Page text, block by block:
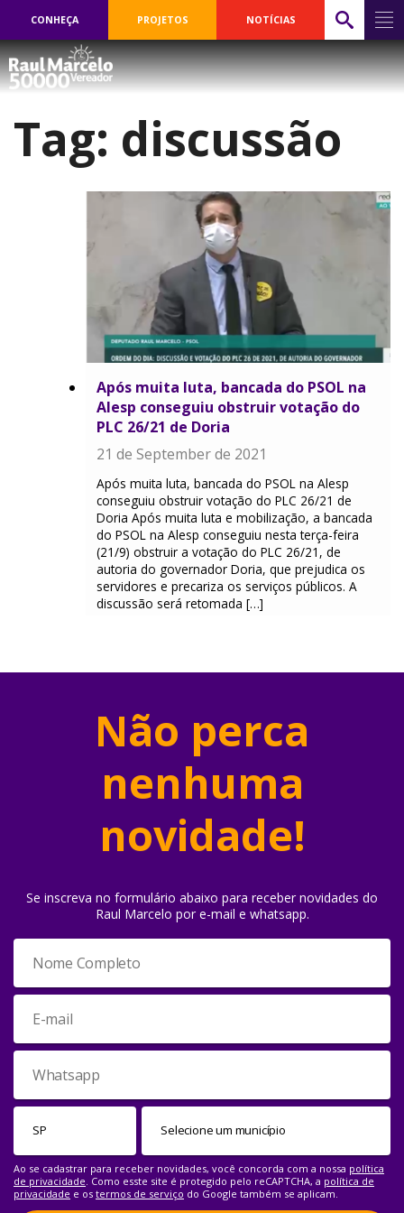
CONHEÇA PROJETOS NOTÍCIAS
Tag: discussão
Após muita luta, bancada do PSOL na
Alesp conseguiu obstruir votação do
PLC 26/21 de Doria
21 de September de 2021
Após muita luta, bancada do PSOL na Alesp
conseguiu obstruir votação do PLC 26/21 de
Doria Após muita luta e mobilização, a bancada
do PSOL na Alesp conseguiu nesta terça-feira
(21/9) obstruir a votação do PLC 26/21, de
autoria do governador Doria, que prejudica os
servidores e precariza os serviços públicos. A
discussão será retomada […]
Não perca
nenhuma
novidade!
Se inscreva no formulário abaixo para receber novidades do
Raul Marcelo por e-mail e whatsapp.
Ao se cadastrar para receber novidades, você concorda com a nossa política
de privacidade. Como esste site é protegido pelo reCAPTCHA, a política de
privacidade e os termos de serviço do Google também se aplicam.